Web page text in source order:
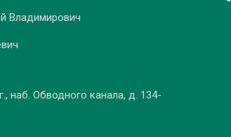
Владимирович
наб. Обводного канала, д. 134-